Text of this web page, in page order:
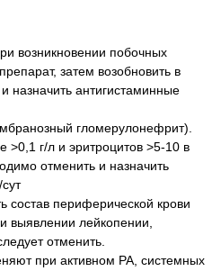
возникновении побочных
затем возобновить в
назначить антигистаминные
гломерулонефрит).
>0,1 г/л и эритроцитов >5-10 в
отменить и назначить
состав периферической крови
выявлении лейкопении,
отменить.
при активном РА, системных